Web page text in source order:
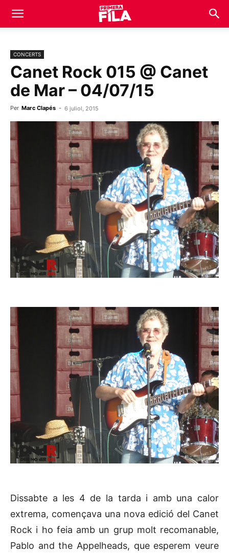
CONCERTS
Canet Rock 015 @ Canet
de Mar – 04/07/15
Per Marc Clapés - 6 juliol, 2015
Dissabte a les 4 de la tarda i amb una calor
extrema, començava una nova edició del Canet
Rock i ho feia amb un grup molt recomanable,
Pablo and the Appelheads, que esperem veure